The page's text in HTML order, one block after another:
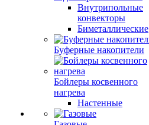
Внутрипольные
конвекторы
Биметаллические
Буферные накопители
Бойлеры косвенного
нагрева
Настенные